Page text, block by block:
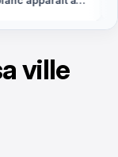
ville